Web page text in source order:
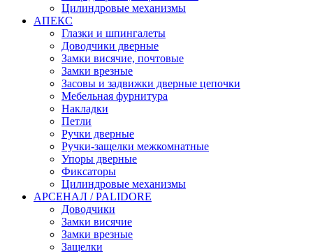
Цилиндровые механизмы
АПЕКС
Глазки и шпингалеты
Доводчики дверные
Замки висячие, почтовые
Замки врезные
Засовы и задвижки дверные цепочки
Мебельная фурнитура
Накладки
Петли
Ручки дверные
Ручки-защелки межкомнатные
Упоры дверные
Фиксаторы
Цилиндровые механизмы
АРСЕНАЛ / PALIDORE
Доводчики
Замки висячие
Замки врезные
Защелки